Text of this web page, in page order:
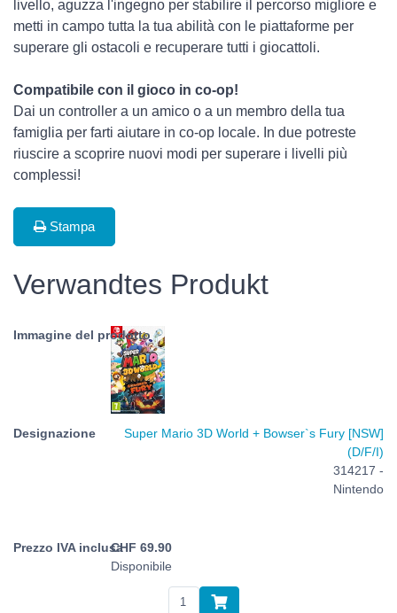
livello, aguzza l'ingegno per stabilire il percorso migliore e
metti in campo tutta la tua abilità con le piattaforme per
superare gli ostacoli e recuperare tutti i giocattoli.
Compatibile con il gioco in co-op!
Dai un controller a un amico o a un membro della tua
famiglia per farti aiutare in co-op locale. In due potreste
riuscire a scoprire nuovi modi per superare i livelli più
complessi!
Stampa
Verwandtes Produkt
Super Mario 3D World + Bowser`s Fury [NSW]
(D/F/I)
314217 -
Nintendo
CHF 69.90
Disponibile